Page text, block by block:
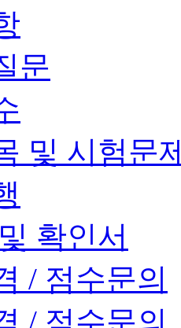
문
및 시험문
확인서
/ 점수문의